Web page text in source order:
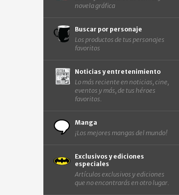
novela gráfica
Buscar por personaje
Los productos de tus personajes
favoritos
Noticias y entretenimiento
Lo más reciente en noticias, cine,
eventos y más, de tus héroes
favoritos.
Manga
¡Los mejores mangas del mundo!
Exclusivos y ediciones
especiales
Artículos exclusivos y ediciones
que no encontrarás en otro lugar.